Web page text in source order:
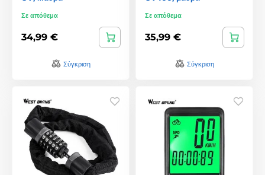
Σε απόθεμα
34,99 €
Σύγκριση
Σε απόθεμα
35,99 €
Σύγκριση